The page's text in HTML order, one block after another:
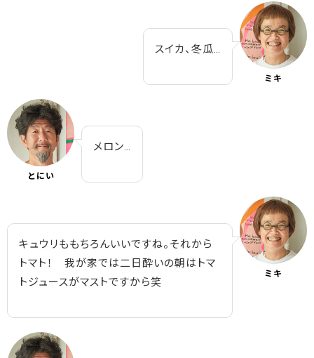
スイカ、冬瓜…
ミキ
とにい
メロン…
キュウリももちろんいいですね。それから
トマト！ 我が家では二日酔いの朝はトマ
トジュースがマストですから笑
ミキ